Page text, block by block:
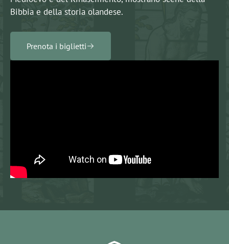
Bibbia e della storia olandese.
Prenota i biglietti